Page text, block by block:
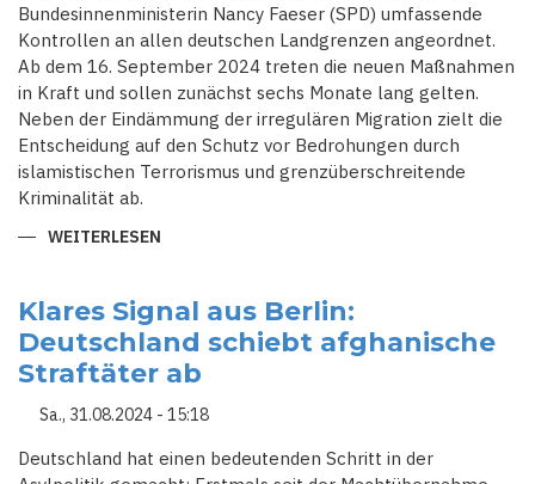
Bundesinnenministerin Nancy Faeser (SPD) umfassende
Kontrollen an allen deutschen Landgrenzen angeordnet.
Ab dem 16. September 2024 treten die neuen Maßnahmen
in Kraft und sollen zunächst sechs Monate lang gelten.
Neben der Eindämmung der irregulären Migration zielt die
Entscheidung auf den Schutz vor Bedrohungen durch
islamistischen Terrorismus und grenzüberschreitende
Kriminalität ab.
WEITERLESEN
NEUE
GRENZKONTROLLEN
UND
ZURÜCKWEISUNGSSTRATEGIE
Klares Signal aus Berlin:
Deutschland schiebt afghanische
Straftäter ab
Sa., 31.08.2024 - 15:18
Deutschland hat einen bedeutenden Schritt in der